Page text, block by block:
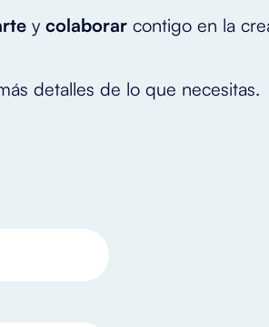
y colaborar contigo en la
detalles de lo que necesitas.